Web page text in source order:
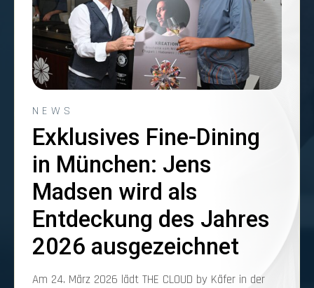
NEWS
Exklusives Fine-Dining
in München: Jens
Madsen wird als
Entdeckung des Jahres
2026 ausgezeichnet
Am 24. März 2026 lädt THE CLOUD by Käfer in der